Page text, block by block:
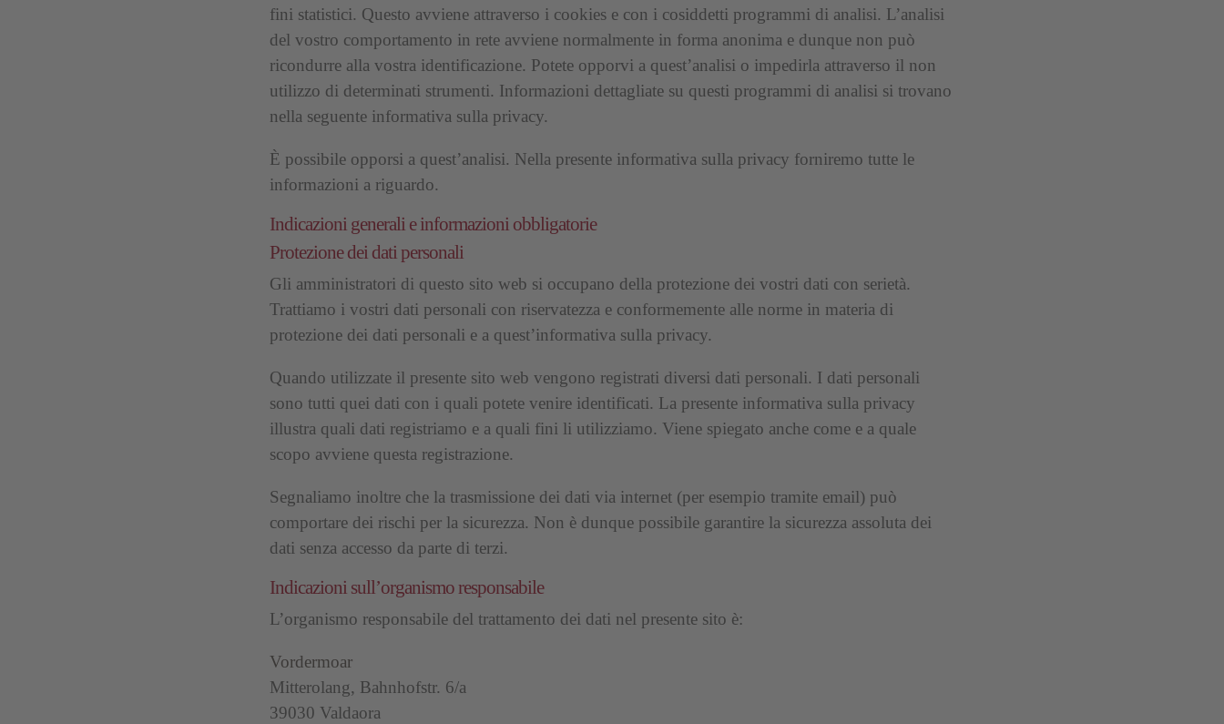
fini statistici. Questo avviene attraverso i cookies e con i cosiddetti programmi di analisi. L’analisi
del vostro comportamento in rete avviene normalmente in forma anonima e dunque non può
ricondurre alla vostra identificazione. Potete opporvi a quest’analisi o impedirla attraverso il non
utilizzo di determinati strumenti. Informazioni dettagliate su questi programmi di analisi si trovano
nella seguente informativa sulla privacy.
È possibile opporsi a quest’analisi. Nella presente informativa sulla privacy forniremo tutte le
informazioni a riguardo.
Indicazioni generali e informazioni obbligatorie
Protezione dei dati personali
Gli amministratori di questo sito web si occupano della protezione dei vostri dati con serietà.
Trattiamo i vostri dati personali con riservatezza e conformemente alle norme in materia di
protezione dei dati personali e a quest’informativa sulla privacy.
Quando utilizzate il presente sito web vengono registrati diversi dati personali. I dati personali
sono tutti quei dati con i quali potete venire identificati. La presente informativa sulla privacy
illustra quali dati registriamo e a quali fini li utilizziamo. Viene spiegato anche come e a quale
scopo avviene questa registrazione.
Segnaliamo inoltre che la trasmissione dei dati via internet (per esempio tramite email) può
comportare dei rischi per la sicurezza. Non è dunque possibile garantire la sicurezza assoluta dei
dati senza accesso da parte di terzi.
Indicazioni sull’organismo responsabile
L’organismo responsabile del trattamento dei dati nel presente sito è:
Vordermoar
Mitterolang, Bahnhofstr. 6/a
39030 Valdaora